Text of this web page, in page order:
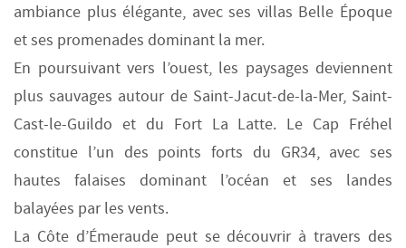
ambiance plus élégante, avec ses villas Belle Époque
et ses promenades dominant la mer.
En poursuivant vers l’ouest, les paysages deviennent
plus sauvages autour de Saint-Jacut-de-la-Mer, Saint-
Cast-le-Guildo et du Fort La Latte. Le Cap Fréhel
constitue l’un des points forts du GR34, avec ses
hautes falaises dominant l’océan et ses landes
balayées par les vents.
La Côte d’Émeraude peut se découvrir à travers des